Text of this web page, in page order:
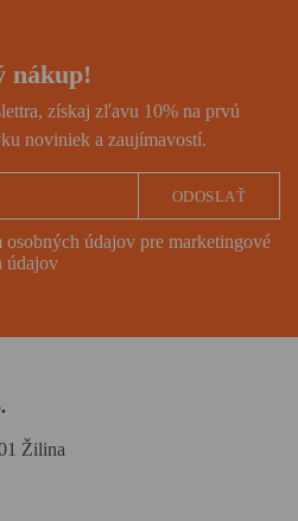
nákup!
získaj zľavu 10% na prvú
noviniek a zaujímavostí.
osobných údajov pre marketingové
údajov
ODOSLAŤ
Žilina